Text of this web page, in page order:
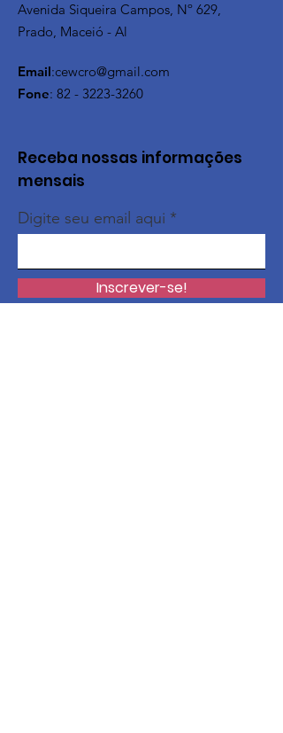
Avenida Siqueira Campos, Nº 629,
Prado, Maceió - Al
Email:cewcro@gmail.com
Fone: 82 - 3223-3260
Receba nossas informações
mensais
Digite seu email aqui
Inscrever-se!